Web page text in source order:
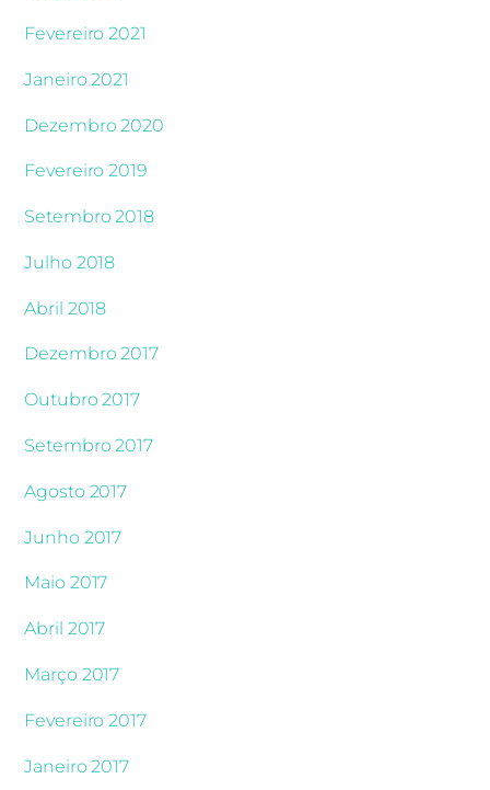
Fevereiro 2021
Janeiro 2021
Dezembro 2020
Fevereiro 2019
Setembro 2018
Julho 2018
Abril 2018
Dezembro 2017
Outubro 2017
Setembro 2017
Agosto 2017
Junho 2017
Maio 2017
Abril 2017
Março 2017
Fevereiro 2017
Janeiro 2017